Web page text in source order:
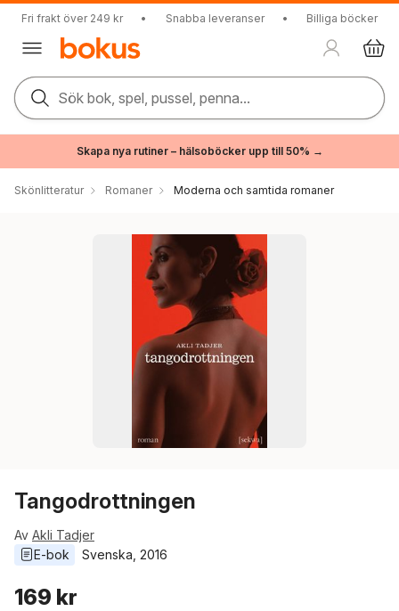
Fri frakt över 249 kr • Snabba leveranser • Billiga böcker
Sök bok, spel, pussel, penna...
Skapa nya rutiner – hälsoböcker upp till 50% →
Skönlitteratur Romaner Moderna och samtida romaner
Tangodrottningen
Av Akli Tadjer
E-bok
Svenska 2016
169 kr